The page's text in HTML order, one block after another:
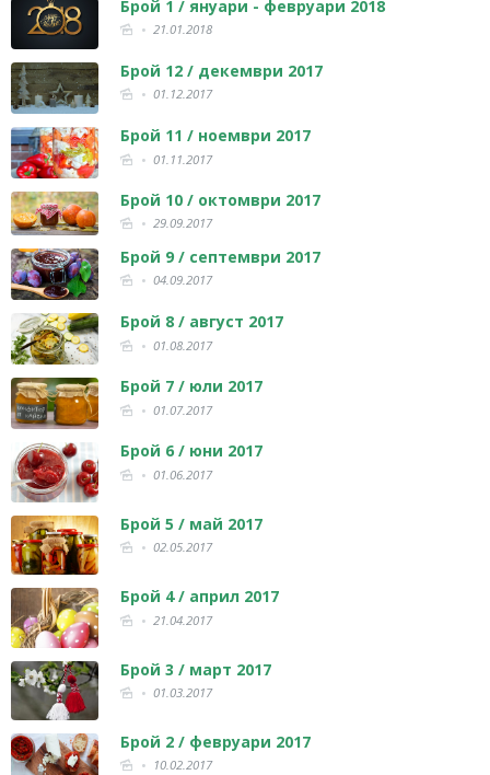
Брой 1 / януари - февруари 2018
21.01.2018
Брой 12 / декември 2017
01.12.2017
Брой 11 / ноември 2017
01.11.2017
Брой 10 / октомври 2017
29.09.2017
Брой 9 / септември 2017
04.09.2017
Брой 8 / август 2017
01.08.2017
Брой 7 / юли 2017
01.07.2017
Брой 6 / юни 2017
01.06.2017
Брой 5 / май 2017
02.05.2017
Брой 4 / април 2017
21.04.2017
Брой 3 / март 2017
01.03.2017
Брой 2 / февруари 2017
10.02.2017